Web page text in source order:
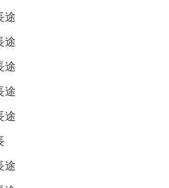
途
途
途
途
途
途